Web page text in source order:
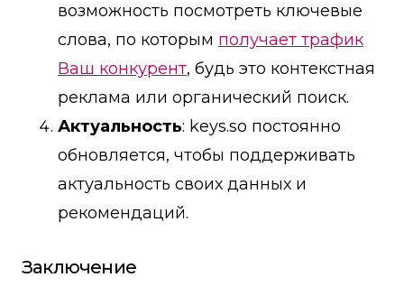
возможность посмотреть ключевые
слова, по которым получает трафик
Ваш конкурент, будь это контекстная
реклама или органический поиск.
Актуальность: keys.so постоянно
обновляется, чтобы поддерживать
актуальность своих данных и
рекомендаций.
Заключение